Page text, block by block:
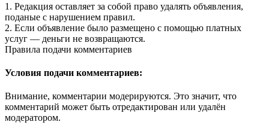
1. Редакция оставляет за собой право удалять объявления,
поданые с нарушением правил.
2. Если объявление было размещено с помощью платных
услуг — деньги не возвращаются.
Правила подачи комментариев
Условия подачи комментариев:
Внимание, комментарии модерируются. Это значит, что
комментарий может быть отредактирован или удалён
модератором.